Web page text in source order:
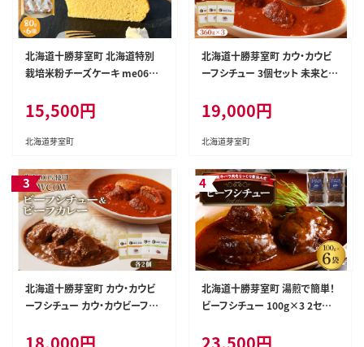
北海道十勝芽室町 北海道特別
栽培米粉チーズケーキ me063-
15,500円
北海道芽室町
北海道十勝芽室町 カウ・カウビ
ーフシチュー 3個セット 未来とか
19,000円
北海道芽室町
北海道十勝芽室町 カウ・カウビ
ーフシチュー カウ・カウビーフカ
00％使用 me007-009c
北海道十勝芽室町 湯煎で簡単！
ビーフシチュー 100g×3 2セット
me026-006c